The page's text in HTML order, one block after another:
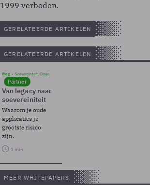
1999 verboden.
GERELATEERDE ARTIKELEN
GERELATEERDE ARTIKELEN
Blog Soevereinteit, Cloud
Partner
Van legacy naar
soevereiniteit
Waarom je oude
applicaties je
grootste risico
zijn.
1 min
MEER WHITEPAPERS